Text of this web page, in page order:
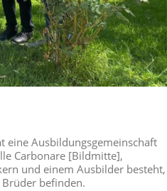
eine Ausbildungsgemeinschaft
Carbonare [Bildmitte],
und einem Ausbilder besteht,
befinden.